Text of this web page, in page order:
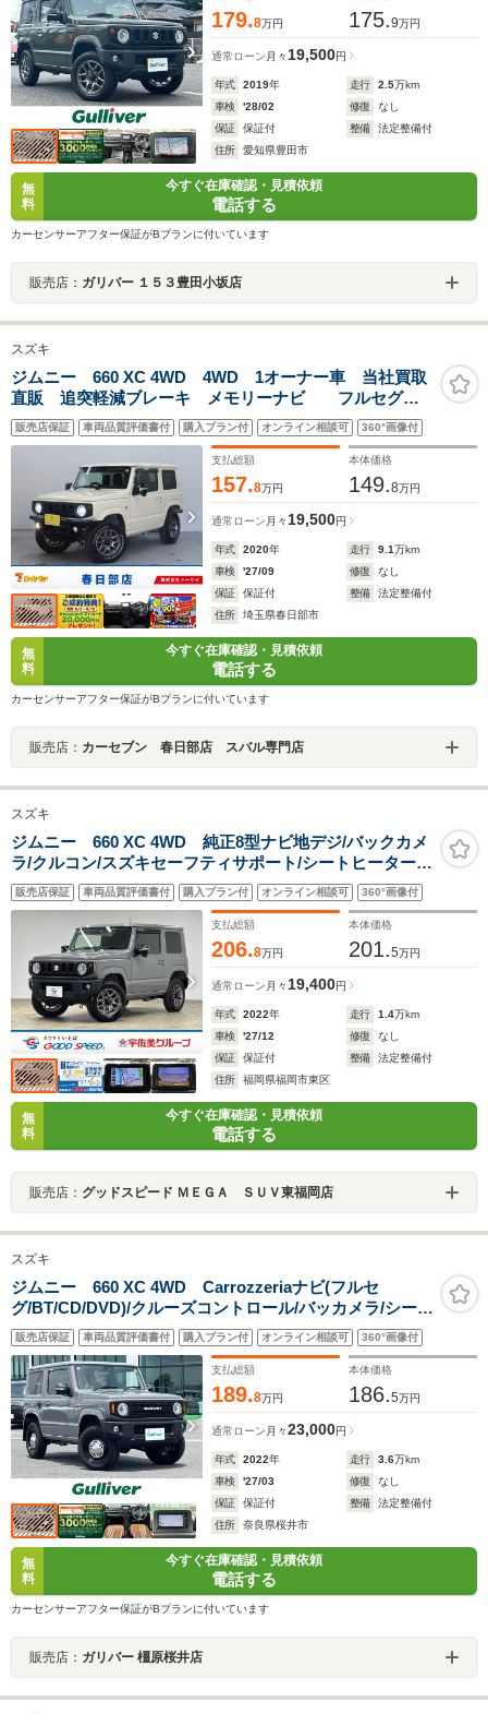
179.8万円 175.9万円
通常ローン 月々19,500円
年式 2019年 走行 2.5万km
車検
'28/02 修復
なし
保証
保証付 整備
法定整備付
住所
愛知県豊田市
無
料
今すぐ在庫確認・見積依頼
電話する
カーセンサーアフター保証がBプランに付いています
販売店： ガリバー １５３豊田小坂店
スズキ
ジムニー 660 XC 4WD 4WD 1オーナー車 当社買取
直販 追突軽減ブレーキ メモリーナビ フルセグ
バックカメラ スマートキー Bluetooth LED ETC
ドラレコ クルコン シートヒーター
販売店保証 車両品質評価書付 購入プラン付 オンライン相談可 360°画像付
支払総額
157.8万円
本体価格
149.8万円
通常ローン 月々19,500円
年式 2020年 走行 9.1万km
車検
'27/09 修復
なし
保証
保証付 整備
法定整備付
住所
埼玉県春日部市
無
料
今すぐ在庫確認・見積依頼
電話する
カーセンサーアフター保証がBプランに付いています
販売店： カーセブン 春日部店 スバル専門店
スズキ
ジムニー 660 XC 4WD 純正8型ナビ地デジ/バックカメ
ラ/クルコン/スズキセーフティサポート/シートヒーター/
アイドリングストップ/ダウンヒルアシスト/レーンキープ
アシスト/LEDヘッドライト/ETC/スマートキー/オートエ
販売店保証 車両品質評価書付 購入プラン付 オンライン相談可 360°画像付
支払総額
206.8万円
本体価格
201.5万円
通常ローン 月々 19,400円
年式 2022年 走行 1.4万km
車検
'27/12 修復
なし
保証
保証付 整備
法定整備付
住所
福岡県福岡市東区
無
料
今すぐ在庫確認・見積依頼
電話する
販売店： グッドスピード ＭＥＧＡ ＳＵＶ東福岡店
スズキ
ジムニー 660 XC 4WD Carrozzeriaナビ(フルセ
グ/BT/CD/DVD)/クルーズコントロール/バッカメラ/シート
ヒーター/衝突軽減/レーンキープ/レザー調シートカバー/
ヘッドライトウォッシャー/ETC/社外AW
販売店保証 車両品質評価書付 購入プラン付 オンライン相談可 360°画像付
支払総額
189.8万円
本体価格
186.5万円
通常ローン 月々23,000円
年式 2022年 走行 3.6万km
車検
'27/03 修復
なし
保証
保証付 整備
法定整備付
住所
奈良県桜井市
無
料
今すぐ在庫確認・見積依頼
電話する
カーセンサーアフター保証がBプランに付いています
販売店： ガリバー 橿原桜井店